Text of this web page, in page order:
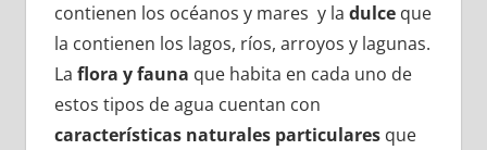
contienen los océanos y mares y la dulceque
la contienen los lagos, ríos, arroyos y lagunas.
La flora y fauna que habita en cada uno de
estos tipos de agua cuentan con
características naturales particularesque